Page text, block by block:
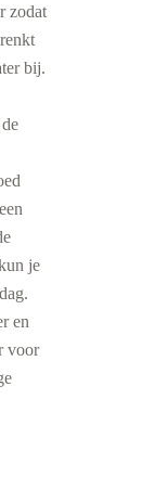
zodat
bij.
je
en
voor